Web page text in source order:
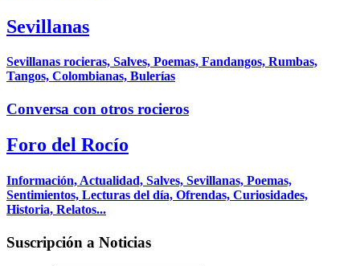
Sevillanas
Sevillanas rocieras, Salves, Poemas, Fandangos, Rumbas,
Tangos, Colombianas, Bulerías
Conversa con otros rocieros
Foro del Rocío
Información, Actualidad, Salves, Sevillanas, Poemas,
Sentimientos, Lecturas del día, Ofrendas, Curiosidades,
Historia, Relatos...
Suscripción a Noticias